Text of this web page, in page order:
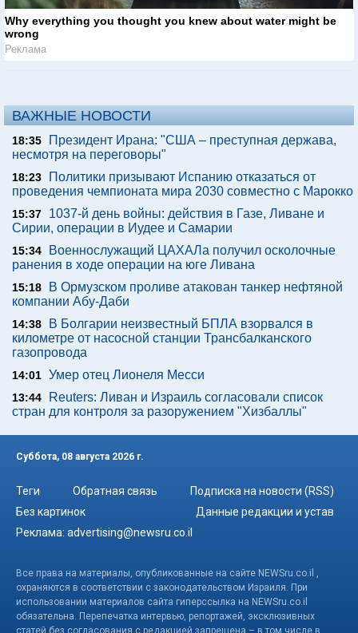
Why everything you thought you knew about water might be
wrong
Реклама
ВАЖНЫЕ НОВОСТИ
18:35
Президент Ирана: "США – преступная держава,
несмотря на переговоры"
18:23
Политики призывают Испанию отказаться от
проведения чемпионата мира 2030 совместно с Марокко
15:37
1037-й день войны: действия в Газе, Ливане и
Сирии, операции в Иудее и Самарии
15:34
Военнослужащий ЦАХАЛа получил осколочные
ранения в ходе операции на юге Ливана
15:18
В Ормузском проливе атакован танкер нефтяной
компании Абу-Даби
14:38
В Болгарии неизвестный БПЛА взорвался в
километре от насосной станции Трансбалканского
газопровода
14:01 Умер отец Лионеля Месси
13:44
Reuters: Ливан и Израиль согласовали список
стран для контроля за разоружением "Хизбаллы"
Суббота, 08 августа 2026 г.
Теги Обратная связь
Подписка на новости (RSS)
Без картинок
Данные редакции и устав
Реклама: advertising@newsru.co.il
Все права на материалы, опубликованные на сайте NEWSru.co.il ,
охраняются в соответствии с законодательством Израиля. При
использовании материалов сайта гиперссылка на NEWSru.co.il
обязательна. Перепечатка интервью, репортажей, эксклюзивных
статей без согласования с редакцией запрещена – в том числе в